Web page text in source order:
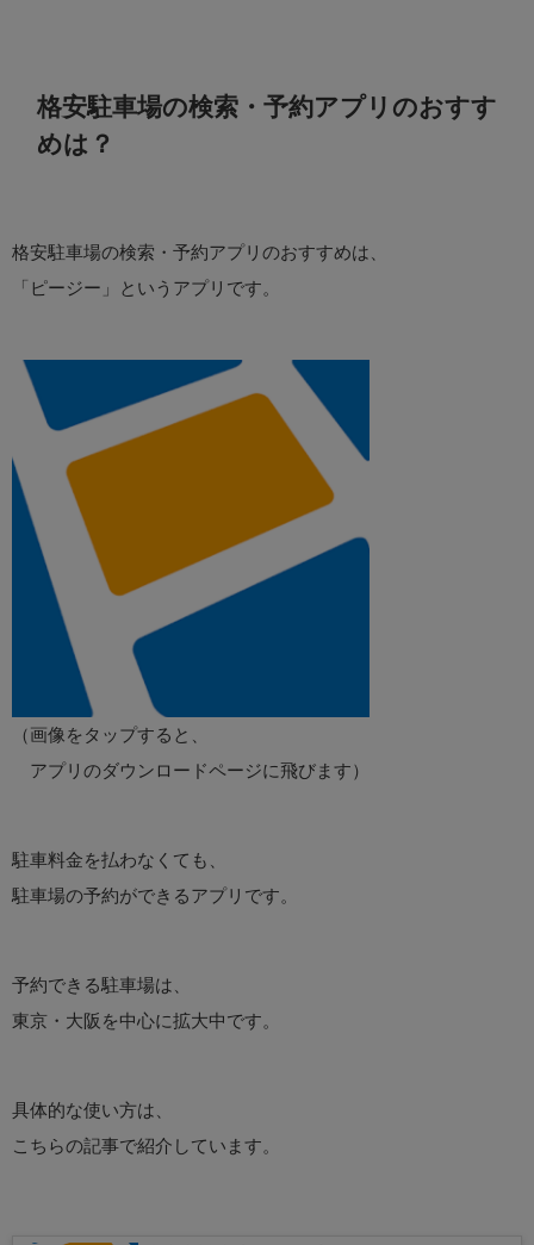
格安駐車場の検索・予約アプリのおすす
めは？
格安駐車場の検索・予約アプリのおすすめは、
「ピージー」というアプリです。
（画像をタップすると、
アプリのダウンロードページに飛びます）
駐車料金を払わなくても、
駐車場の予約ができるアプリです。
予約できる駐車場は、
東京・大阪を中心に拡大中です。
具体的な使い方は、
こちらの記事で紹介しています。